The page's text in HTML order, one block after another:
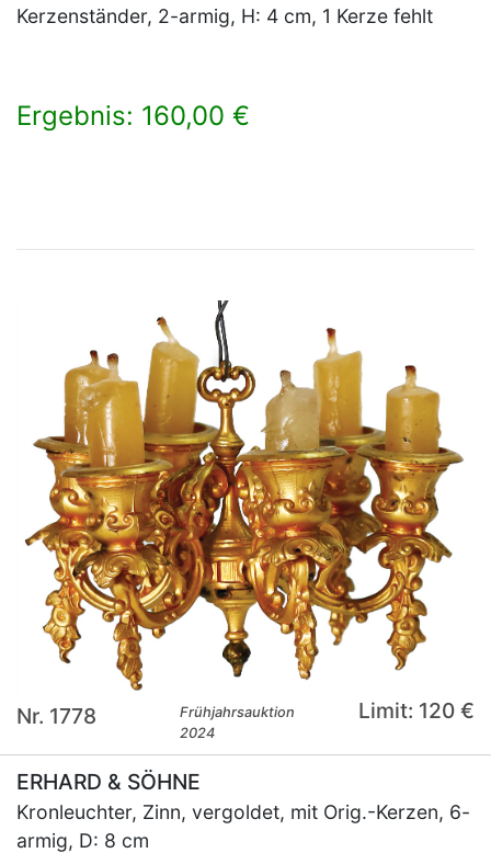
Kerzenständer, 2-armig, H: 4 cm, 1 Kerze fehlt
Ergebnis: 160,00 €
Nr. 1778
Frühjahrsauktion
2024
Limit: 120 €
ERHARD & SÖHNE
Kronleuchter, Zinn, vergoldet, mit Orig.-Kerzen, 6-
armig, D: 8 cm